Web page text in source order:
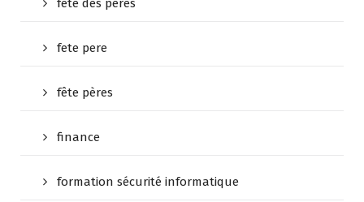
fete des peres
fete pere
fête pères
finance
formation sécurité informatique